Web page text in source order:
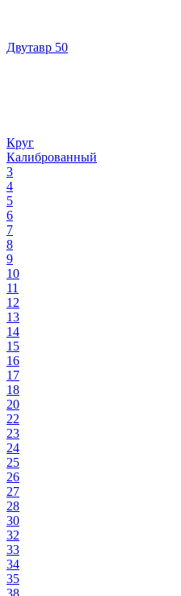
Двутавр 50
Круг
Калиброванный
3
4
5
6
7
8
9
10
11
12
13
14
15
16
17
18
20
22
23
24
25
26
27
28
30
32
33
34
35
38